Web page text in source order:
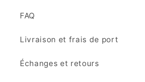
FAQ
Livraison et frais de port
Échanges et retours